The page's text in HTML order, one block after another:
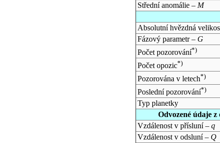
Střední anomálie – M
Absolutní hvězdná
Fázový parametr – G
Počet pozorování*)
Počet opozic*)
Pozorována v letech*)
Poslední pozorování*)
Typ planetky
Odvozené údaje
Vzdálenost v přísluní – q
Vzdálenost v odsluní – Q